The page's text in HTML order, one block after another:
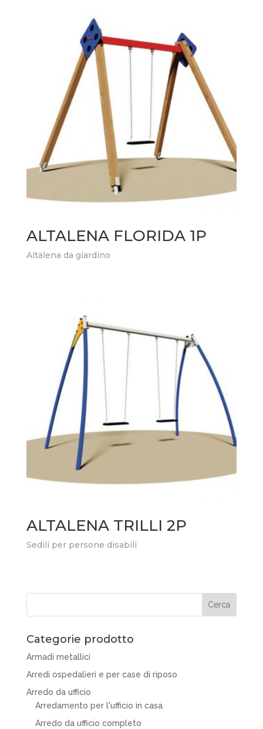
ALTALENA FLORIDA 1P
Altalena da giardino
ALTALENA TRILLI 2P
Sedili per persone disabili
Categorie prodotto
Armadi metallici
Arredi ospedalieri e per case di riposo
Arredo da ufficio
Arredamento per l'ufficio in casa
Arredo da ufficio completo